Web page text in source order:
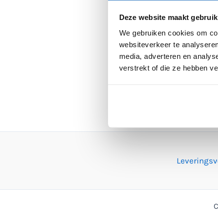
Deze website maakt
We gebruiken cookies om
websiteverkeer te
media, adverteren en
verstrekt of die ze hebben